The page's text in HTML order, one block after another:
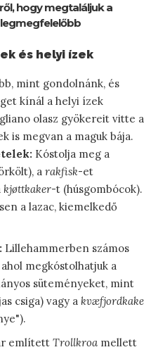
hogy megtaláljuk a
és helyi ízek
mint gondolnánk, és
kínál a helyi ízek
olasz gyökereit vitte a
is megvan a maguk bája.
Kóstolja meg a
a rakfisk-et
kjøttkaker-t (húsgombócok).
a lazac, kiemelkedő
Lillehammerben számos
megkóstolhatjuk a
süteményeket, mint
csiga) vagy a kvæfjordkake
említett Trollkroa mellett